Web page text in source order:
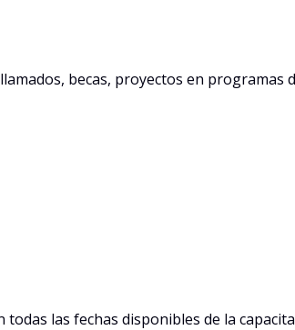
becas, proyectos en programas
las fechas disponibles de la